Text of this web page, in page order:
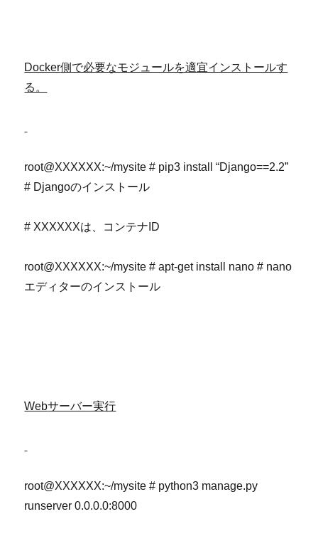
Docker側で必要なモジュールを適宜インストールす
る。
root@XXXXXX:~/mysite # pip3 install “Django==2.2”
# Djangoのインストール
# XXXXXXは、コンテナID
root@XXXXXX:~/mysite # apt-get install nano # nano
エディターのインストール
Webサーバー実行
root@XXXXXX:~/mysite # python3 manage.py
runserver 0.0.0.0:8000